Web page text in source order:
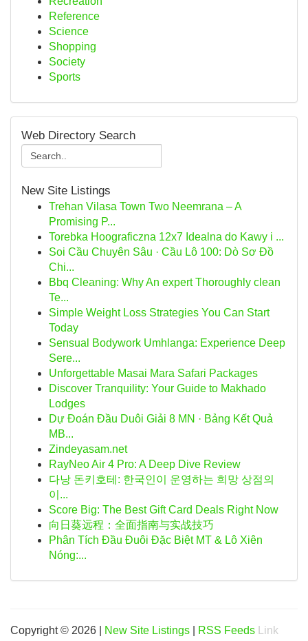
Reference
Science
Shopping
Society
Sports
Web Directory Search
New Site Listings
Trehan Vilasa Town Two Neemrana – A
Promising P...
Torebka Hoograficzna 12x7 Idealna do Kawy i ...
Soi Cầu Chuyên Sâu · Cầu Lô 100: Dò Sơ Đồ
Chi...
Bbq Cleaning: Why An expert Thoroughly clean
Te...
Simple Weight Loss Strategies You Can Start
Today
Sensual Bodywork Umhlanga: Experience Deep
Sere...
Unforgettable Masai Mara Safari Packages
Discover Tranquility: Your Guide to Makhado
Lodges
Dự Đoán Đầu Duôi Giải 8 MN · Bảng Kết Quả
MB...
Zindeyasam.net
RayNeo Air 4 Pro: A Deep Dive Review
다낭 돈키호테: 한국인이 운영하는 희망 상점의
이...
Score Big: The Best Gift Card Deals Right Now
向日葵远程：全面指南与实战技巧
Phân Tích Đầu Đuôi Đặc Biệt MT & Lô Xiên
Nóng:...
Copyright © 2026 | New Site Listings RSS Feeds
Link